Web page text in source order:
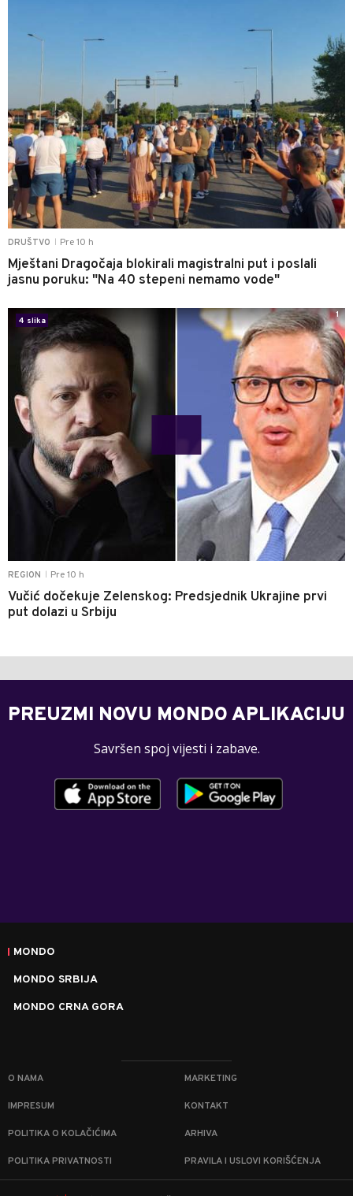
DRUŠTVO Pre 10 h
Mještani Dragočaja blokirali magistralni put i poslali
jasnu poruku: "Na 40 stepeni nemamo vode"
REGION Pre 10 h
Vučić dočekuje Zelenskog: Predsjednik Ukrajine prvi
put dolazi u Srbiju
4 slika
1
PREUZMI NOVU MONDO APLIKACIJU
Savršen spoj vijesti i zabave.
MONDO
MONDO SRBIJA
MONDO CRNA GORA
O NAMA MARKETING
IMPRESUM KONTAKT
POLITIKA O KOLAČIĆIMA ARHIVA
POLITIKA PRIVATNOSTI PRAVILA I USLOVI KORIŠĆENJA